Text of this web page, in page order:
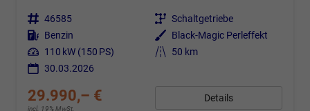
Fahrzeugnr. 46585 Getriebe Schaltgetriebe
Kraftstoff Benzin Außenfarbe
Black-Magic Perleffekt
Leistung 110 kW (150 PS) Kilometerstand
50 km
30.03.2026
29.990,– €
incl. 19% MwSt.
Details